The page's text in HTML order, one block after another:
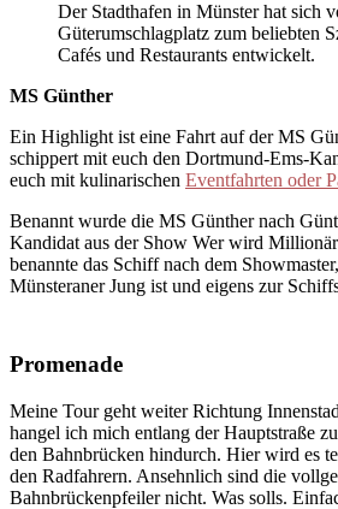
Der Stadthafen in Münster hat sich
Güterumschlagplatz zum beliebten
Cafés und Restaurants entwickelt.
MS Günther
Ein Highlight ist eine Fahrt auf der MS
schippert mit euch den Dortmund-Ems-
euch mit kulinarischen Eventfahrten oder
Benannt wurde die MS Günther nach
Kandidat aus der Show Wer wird
benannte das Schiff nach dem
Münsteraner Jung ist und eigens zur
Promenade
Meine Tour geht weiter Richtung
hangel ich mich entlang der Hauptstraße
den Bahnbrücken hindurch. Hier wird es
den Radfahrern. Ansehnlich sind die
Bahnbrückenpfeiler nicht. Was solls.